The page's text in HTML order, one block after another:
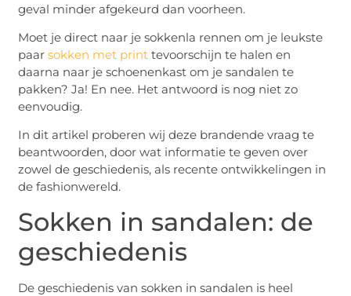
geval minder afgekeurd dan voorheen.
Moet je direct naar je sokkenla rennen om je leukste
paarsokken met print tevoorschijn te halen en
daarna naar je schoenenkast om je sandalen te
pakken? Ja! En nee. Het antwoord is nog niet zo
eenvoudig.
In dit artikel proberen wij deze brandende vraag te
beantwoorden, door wat informatie te geven over
zowel de geschiedenis, als recente ontwikkelingen in
de fashionwereld.
Sokken in sandalen: de
geschiedenis
De geschiedenis van sokken in sandalen is heel